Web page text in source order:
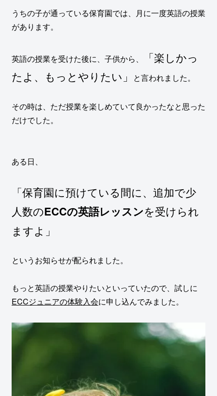
うちの子が通っている保育園では、月に一度英語の授業
があります。
英語の授業を受けた後に、子供から、
「楽しかっ
たよ、もっとやりたい」
と言われました。
その時は、ただ授業を楽しめていて良かったなと思った
だけでした。
ある日、
「保育園に預けている間に、追加で少
人数のECCの英語レッスンを受けられ
ますよ」
というお知らせが配られました。
もっと英語の授業やりたいといっていたので、試しに
ECCジュニアの体験入会に申し込んでみました。